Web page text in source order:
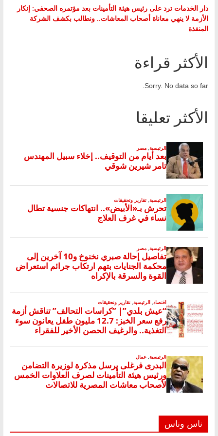
دار الخدمات ترد على رئيس هيئة التأمينات بعد مؤتمره الصحفي: إنكار
الأزمة لا ينهي معاناة أصحاب المعاشات.. ونطالب بكشف الشركة
المنفذة
الأكثر قراءة
Sorry. No data so far.
الأكثر تعليقا
ناس وناس